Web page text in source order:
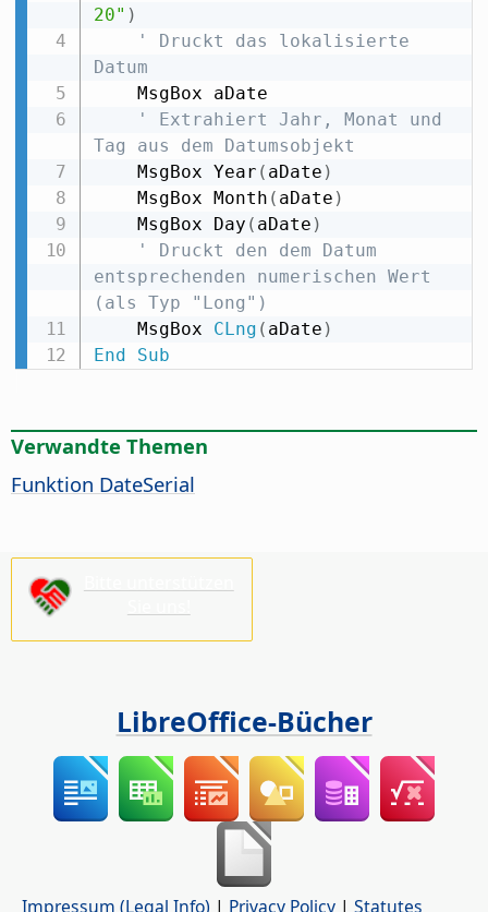
20" )
' Druckt das lokalisierte
Datum
' Extrahiert Jahr, Monat und
Tag aus dem Datumsobjekt
    MsgBox Year
( aDate )
    MsgBox Month
( aDate )
    MsgBox Day
( aDate )
' Druckt den dem Datum
entsprechenden numerischen Wert
(als Typ "Long")
    MsgBox
CLng ( aDate )
End
Sub
Verwandte Themen
Funktion DateSerial
LibreOffice-Bücher
Impressum (Legal Info) | Privacy Policy | Statutes